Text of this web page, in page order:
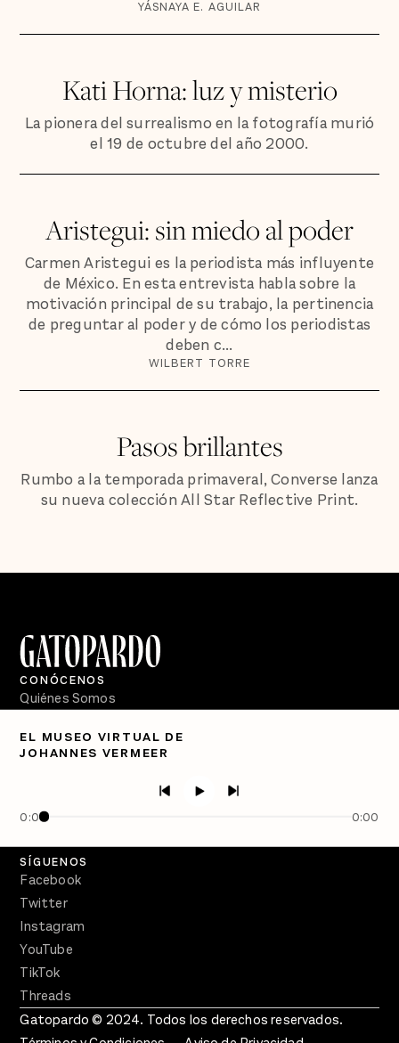
YÁSNAYA E. AGUILAR
Kati Horna: luz y misterio
La pionera del surrealismo en la fotografía murió
el 19 de octubre del año 2000.
Aristegui: sin miedo al poder
Carmen Aristegui es la periodista más influyente
de México. En esta entrevista habla sobre la
motivación principal de su trabajo, la pertinencia
de preguntar al poder y de cómo los periodistas
deben c...
WILBERT TORRE
Pasos brillantes
Rumbo a la temporada primaveral, Converse lanza
su nueva colección All Star Reflective Print.
EL MUSEO VIRTUAL DE
JOHANNES VERMEER
0:00 0:00
CONÓCENOS
Quiénes Somos
PÓDCASTS
Crecer en Distopía
SÍGUENOS
Facebook
Twitter
Instagram
YouTube
TikTok
Threads
Gatopardo © 2024. Todos los derechos reservados.